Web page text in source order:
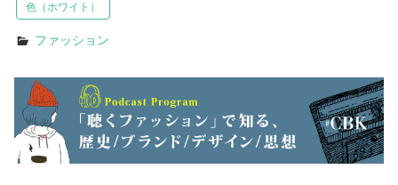
色（ホワイト）
ファッション